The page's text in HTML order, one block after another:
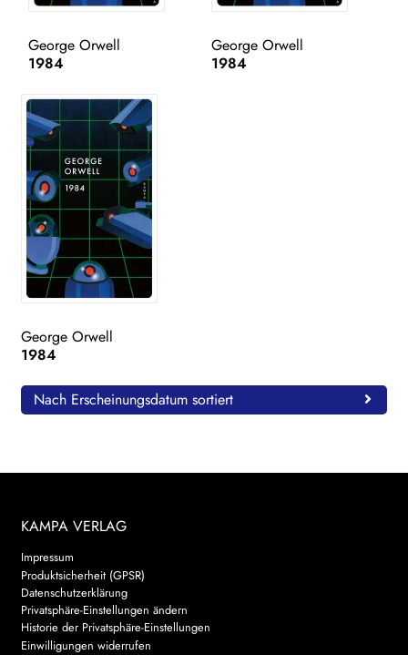
Search:
George Orwell
1984
George Orwell
1984
George Orwell
1984
Nach Erscheinungsdatum sortiert
KAMPA VERLAG
Impressum
Produktsicherheit (GPSR)
Datenschutzerklärung
Privatsphäre-Einstellungen ändern
Historie der Privatsphäre-Einstellungen
Einwilligungen widerrufen